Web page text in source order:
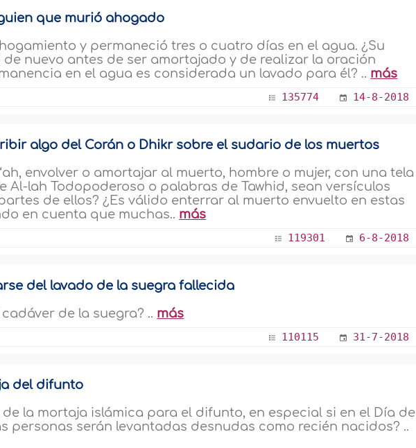
que murió ahogado
y permaneció tres o cuatro días en el agua. ¿Su
nuevo antes de ser amortajado y de realizar la oración
en el agua es considerada un lavado para él? .. más
135774 14-8-2018
algo del Corán o Dhikr sobre el sudario de los muertos
envolver o amortajar al muerto, hombre o mujer, con una tela
Al-lah Todopoderoso o palabras de Tawhid, sean versículos
de ellos? ¿Es válido enterrar al muerto envuelto en estas
en cuenta que muchas.. más
119301 6-8-2018
del lavado de la suegra fallecida
de la suegra? .. más
110115 31-7-2018
del difunto
la mortaja islámica para el difunto, en especial si en el Día de
personas serán levantadas desnudas como recién nacidos? ..